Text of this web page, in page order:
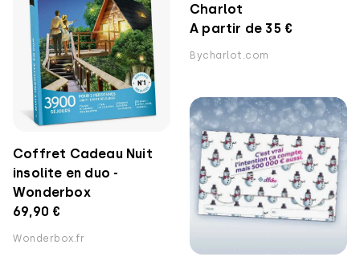
Charlot
A partir de 35 €
Bycharlot.com
Coffret Cadeau Nuit
insolite en duo -
Wonderbox
69,90 €
Wonderbox.fr